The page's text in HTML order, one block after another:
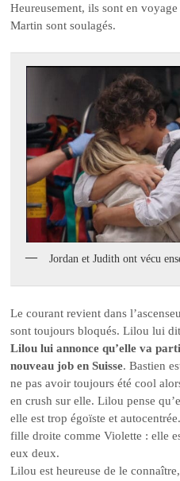
Heureusement, ils sont en
Martin sont soulagés.
Jordan et Judith ont vécu
Le courant revient dans
sont toujours bloqués. Lilou lui
Lilou lui annonce qu’elle va
nouveau job en Suisse. Bastien
ne pas avoir toujours été cool
en crush sur elle. Lilou pense
elle est trop égoïste et
fille droite comme Violette : elle
eux deux.
Lilou est heureuse de le